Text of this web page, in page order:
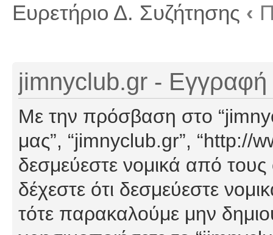
Ευρετήριο Δ. Συζήτησης ‹
jimnyclub.gr - Εγγραφή
Με την πρόσβαση στο
μας”, “jimnyclub.gr”, “http://
δεσμεύεστε νομικά από
δέχεστε ότι δεσμεύεστε
τότε παρακαλούμε μην